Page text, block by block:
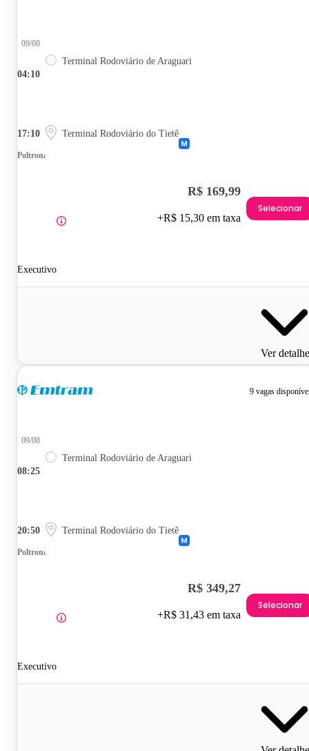
04:10
09/08
Terminal Rodoviário de Araguari
17:10 Terminal Rodoviário do Tietê
Poltrona
Executivo
R$ 169,99
+R$ 15,30 em taxa
Selecionar
Ver
9 vagas
08:25
09/08
Terminal Rodoviário de Araguari
20:50 Terminal Rodoviário do Tietê
Poltrona
Executivo
R$ 349,27
+R$ 31,43 em taxa
Selecionar